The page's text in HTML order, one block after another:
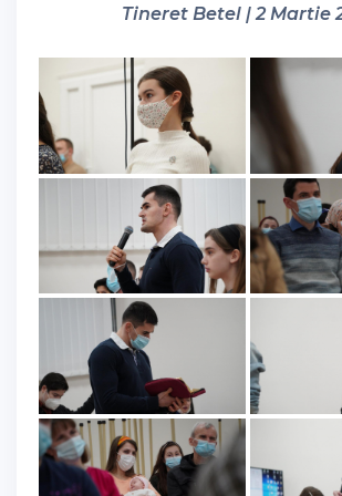
Tineret Betel | 2 Martie